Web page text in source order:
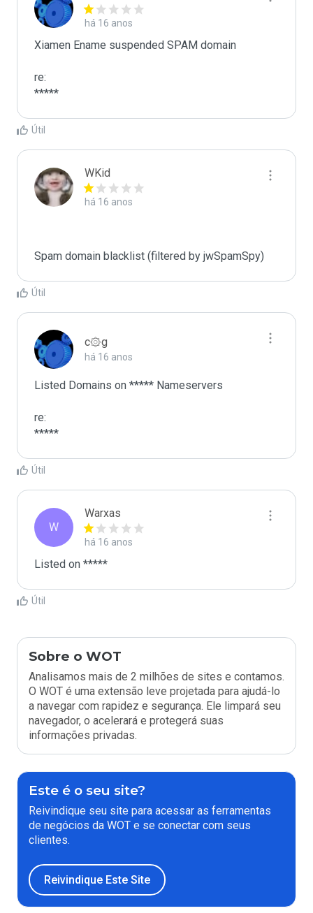
há 16 anos
Xiamen Ename suspended SPAM domain
re:
*****
Útil
WKid
há 16 anos
Spam domain blacklist (filtered by jwSpamSpy)
Útil
c۞g
há 16 anos
Listed Domains on ***** Nameservers
re:
*****
Útil
W
Warxas
há 16 anos
Listed on *****
Útil
Sobre o WOT
Analisamos mais de 2 milhões de sites e contamos.
O WOT é uma extensão leve projetada para ajudá-lo
a navegar com rapidez e segurança. Ele limpará seu
navegador, o acelerará e protegerá suas
informações privadas.
Este é o seu site?
Reivindique seu site para acessar as ferramentas
de negócios da WOT e se conectar com seus
clientes.
Reivindique Este Site